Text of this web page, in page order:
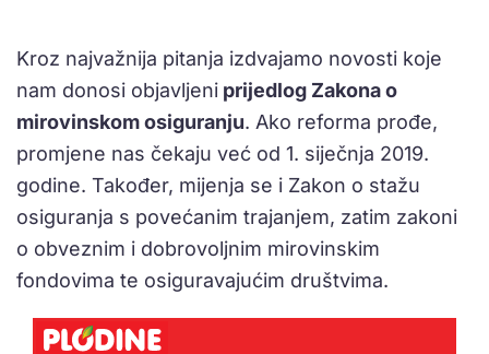
Kroz najvažnija pitanja izdvajamo novosti koje
nam donosi objavljeni prijedlog Zakona o
mirovinskom osiguranju. Ako reforma prođe,
promjene nas čekaju već od 1. siječnja 2019.
godine. Također, mijenja se i Zakon o stažu
osiguranja s povećanim trajanjem, zatim zakoni
o obveznim i dobrovoljnim mirovinskim
fondovima te osiguravajućim društvima.